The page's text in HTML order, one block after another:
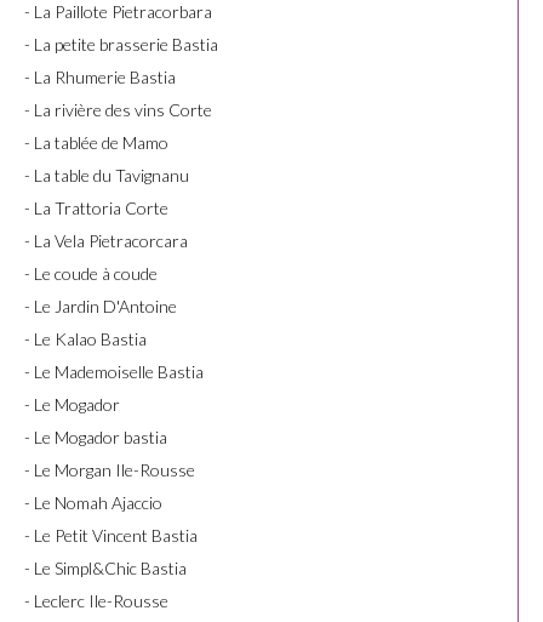
- La Paillote Pietracorbara
- La petite brasserie Bastia
- La Rhumerie Bastia
- La rivière des vins Corte
- La tablée de Mamo
- La table du Tavignanu
- La Trattoria Corte
- La Vela Pietracorcara
- Le coude à coude
- Le Jardin D'Antoine
- Le Kalao Bastia
- Le Mademoiselle Bastia
- Le Mogador
- Le Mogador bastia
- Le Morgan Ile-Rousse
- Le Nomah Ajaccio
- Le Petit Vincent Bastia
- Le Simpl&Chic Bastia
- Leclerc Ile-Rousse